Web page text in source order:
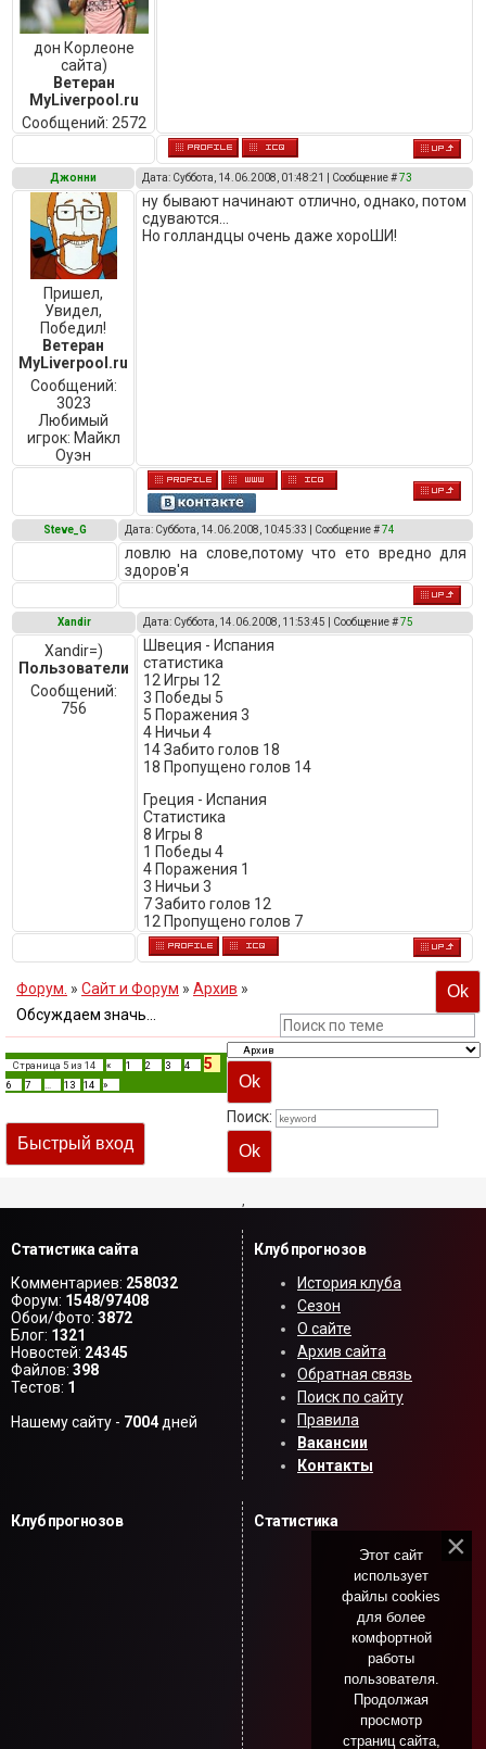
дон Корлеоне
сайта)
Ветеран
MyLiverpool.ru
Сообщений: 2572
Джонни Дата: Суббота, 14.06.2008, 01:48:21 | Сообщение #73
Пришел,
Увидел,
Победил!
Ветеран
MyLiverpool.ru
Сообщений:
3023
Любимый
игрок: Майкл
Оуэн
ну бывают начинают отлично, однако, потом
сдуваются...
Но голландцы очень даже хороШИ!
Steve_G Дата: Суббота, 14.06.2008, 10:45:33 | Сообщение #74
ловлю на слове,потому что ето вредно для
здоров'я
Xandir Дата: Суббота, 14.06.2008, 11:53:45 | Сообщение #75
Xandir=)
Пользователи
Сообщений:
756
Швеция - Испания
статистика
12 Игры 12
3 Победы 5
5 Поражения 3
4 Ничьи 4
14 Забито голов 18
18 Пропущено голов 14
Греция - Испания
Статистика
8 Игры 8
1 Победы 4
4 Поражения 1
3 Ничьи 3
7 Забито голов 12
12 Пропущено голов 7
Форум. » Сайт и Форум » Архив »
Обсуждаем значь...
Страница 5 из 14 « 1 2 3 4 5
6 7 13 14 »
Поиск:
,
Статистика сайта
Комментариев: 258032
Форум: 1548/97408
Обои/Фото: 3872
Блог: 1321
Новостей: 24345
Файлов: 398
Тестов: 1
Нашему сайту - 7004 дней
Клуб прогнозов
История клуба
Сезон
О сайте
Архив сайта
Обратная связь
Поиск по сайту
Правила
Вакансии
Контакты
Клуб прогнозов Статистика
Этот сайт
использует
файлы cookies
для более
комфортной
работы
пользователя.
Продолжая
просмотр
страниц сайта,